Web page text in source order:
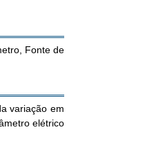
Fonte de
variação em
elétrico